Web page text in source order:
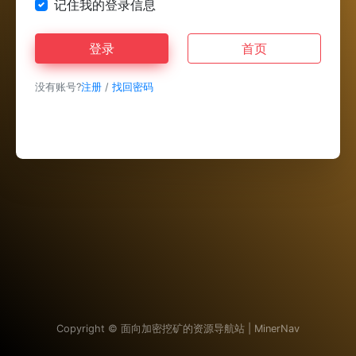
记住我的登录信息
登录 首页
没有账号?注册 / 找回密码
Copyright © 面向加密挖矿的资源导航站 | MinerNav